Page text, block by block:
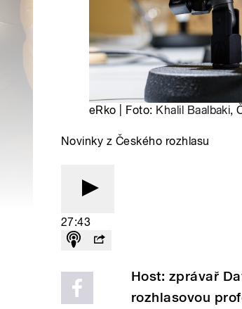
eRko | Foto: Khalil Baalbaki,
Novinky z Českého rozhlasu
27:43
Host: zprávař
rozhlasovou